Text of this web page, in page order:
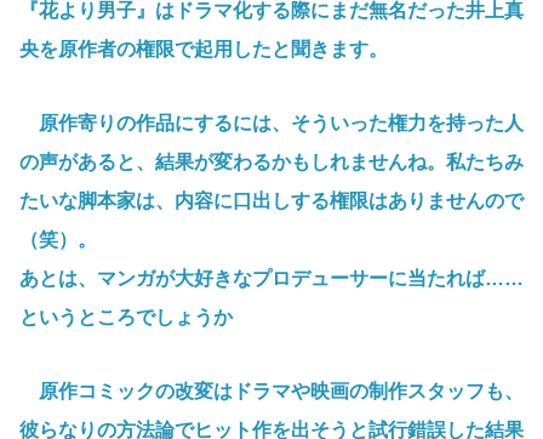
『花より男子』はドラマ化する際にまだ無名だった井上真
央を原作者の権限で起用したと聞きます。
原作寄りの作品にするには、そういった権力を持った人
の声があると、結果が変わるかもしれませんね。私たちみ
たいな脚本家は、内容に口出しする権限はありませんので
（笑）。
あとは、マンガが大好きなプロデューサーに当たれば……
というところでしょうか
原作コミックの改変はドラマや映画の制作スタッフも、
彼らなりの方法論でヒット作を出そうと試行錯誤した結果